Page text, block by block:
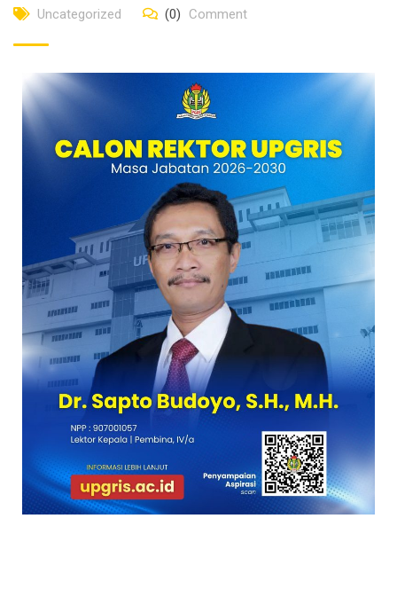
Uncategorized
(0) Comment